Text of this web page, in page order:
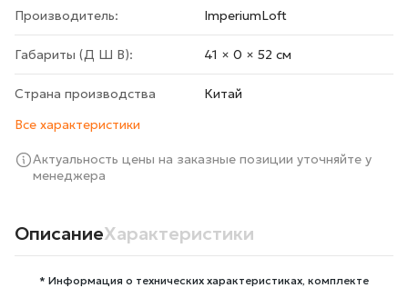
Производитель: ImperiumLoft
Габариты (Д Ш В): 41 × 0 × 52 cм
Страна производства
Китай
Все характеристики
Актуальность цены на заказные позиции уточняйте у
менеджера
ОписаниеХарактеристики
* Информация о технических характеристиках, комплекте